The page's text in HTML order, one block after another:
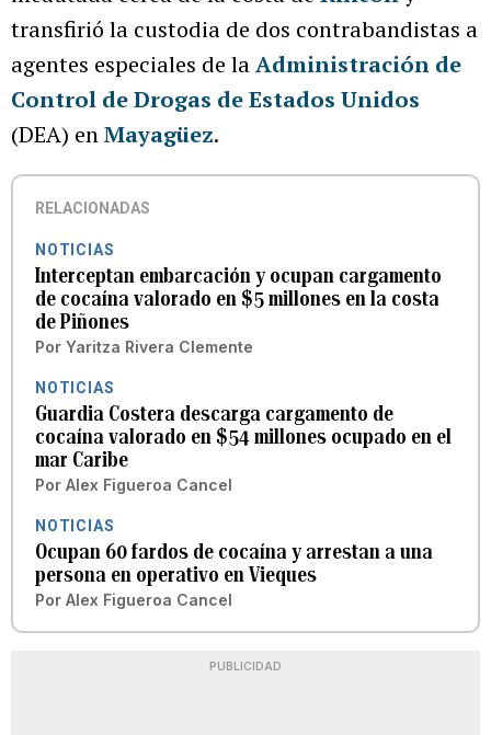
transfirió la custodia de dos contrabandistas a
agentes especiales de laAdministración de
Control de Drogas de Estados Unidos
(DEA) enMayagüez.
RELACIONADAS
NOTICIAS
Interceptan embarcación y ocupan cargamento
de cocaína valorado en $5 millones en la costa
de Piñones
Por Yaritza Rivera Clemente
NOTICIAS
Guardia Costera descarga cargamento de
cocaína valorado en $54 millones ocupado en el
mar Caribe
Por Alex Figueroa Cancel
NOTICIAS
Ocupan 60 fardos de cocaína y arrestan a una
persona en operativo en Vieques
Por Alex Figueroa Cancel
PUBLICIDAD